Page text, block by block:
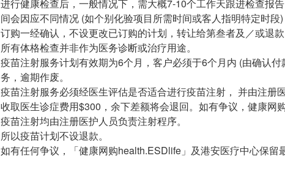
进行健康检查后，一般情况下，需大概7-10个工作天跟进检查报
间会因应不同情况 (如个别化验项目所需时间或客人指明特定时段)
订购一经确认，不设更改已订购的计划，转让给第叁者及／或退款
所有体格检查并非作为医务诊断或治疗用途。
疫苗注射服务计划有效期为6个月，客户必须于6个月内 (由确认
务，逾期作废。
疫苗注射服务必须经医生评估是否适合进行疫苗注射， 并由注
收取医生诊症费用$300，余下差额将会退回。如有争议，健康网
疫苗注射均由注册医护人员负责注射程序。
所以疫苗计划不设退款。
如有任何争议，「健康网购health.ESDlife」及港安医疗中心保留